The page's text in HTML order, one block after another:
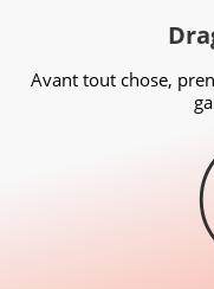
Avant tout chose,